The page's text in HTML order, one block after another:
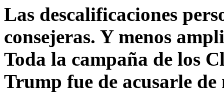
Las descalificaciones
consejeras. Y menos
Toda la campaña de los
Trump fue de acusarle